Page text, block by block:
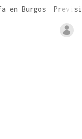
en Burgos